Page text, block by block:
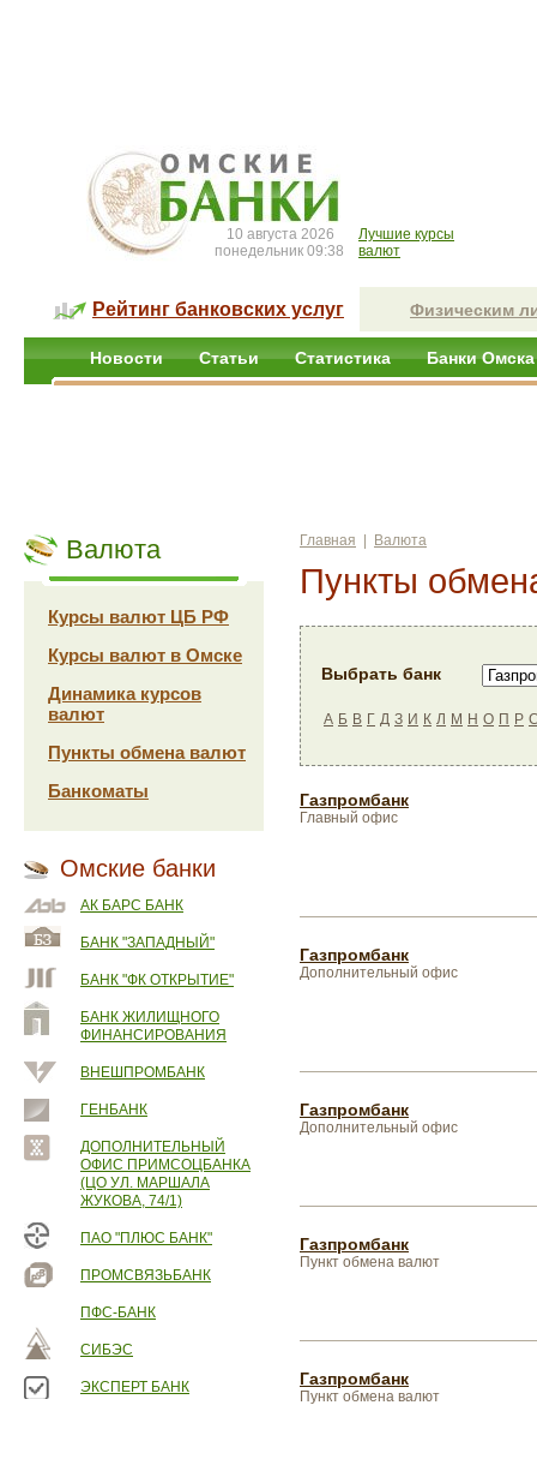
10 августа 2026
понедельник 09:38
Лучшие курсы
валют
Рейтинг банковских услуг Физическим
Новости Статьи Статистика Банки Омска
Валюта
Курсы валют ЦБ РФ
Курсы валют в Омске
Динамика курсов
валют
Пункты обмена валют
Банкоматы
Омские банки
АК БАРС БАНК
БАНК "ЗАПАДНЫЙ"
БАНК "ФК ОТКРЫТИЕ"
БАНК ЖИЛИЩНОГО
ФИНАНСИРОВАНИЯ
ВНЕШПРОМБАНК
ГЕНБАНК
ДОПОЛНИТЕЛЬНЫЙ
ОФИС ПРИМСОЦБАНКА
(ЦО УЛ. МАРШАЛА
ЖУКОВА, 74/1)
ПАО "ПЛЮС БАНК"
ПРОМСВЯЗЬБАНК
ПФС-БАНК
СИБЭС
ЭКСПЕРТ БАНК
Главная Валюта
Пункты
Выбрать банк
А Б В Г Д З И К Л М Н О П Р
Газпромбанк
Главный офис
Газпромбанк
Дополнительный офис
Газпромбанк
Дополнительный офис
Газпромбанк
Пункт обмена валют
Газпромбанк
Пункт обмена валют